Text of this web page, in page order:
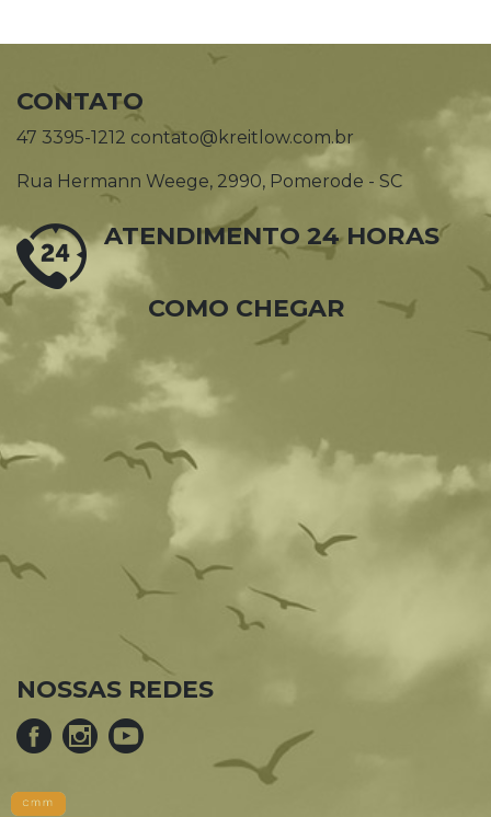
CONTATO
47 3395-1212 contato@kreitlow.com.br
Rua Hermann Weege, 2990, Pomerode - SC
ATENDIMENTO 24 HORAS
COMO CHEGAR
NOSSAS REDES